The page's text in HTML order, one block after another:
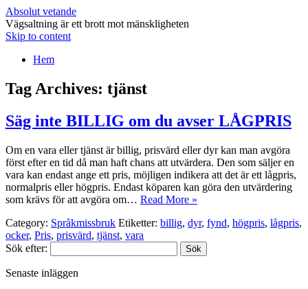
Absolut vetande
Vägsaltning är ett brott mot mänskligheten
Skip to content
Hem
Tag Archives: tjänst
Säg inte BILLIG om du avser LÅGPRIS
Om en vara eller tjänst är billig, prisvärd eller dyr kan man avgöra
först efter en tid då man haft chans att utvärdera. Den som säljer en
vara kan endast ange ett pris, möjligen indikera att det är ett lågpris,
normalpris eller högpris. Endast köparen kan göra den utvärdering
som krävs för att avgöra om… Read More »
Category: Språkmissbruk Etiketter: billig, dyr, fynd, högpris, lågpris,
ocker, Pris, prisvärd, tjänst, vara
Sök efter:
Senaste inläggen